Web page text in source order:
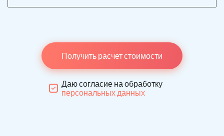
Получить расчет стоимости
Даю согласие на обработку
персональных данных